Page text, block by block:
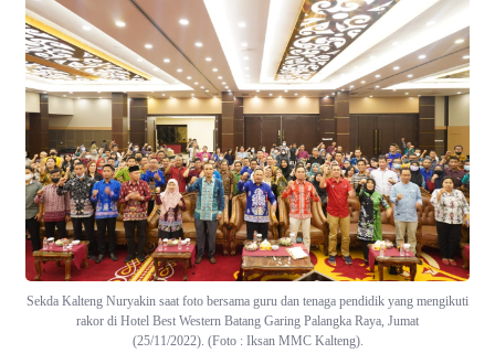
Sekda Kalteng Nuryakin saat foto bersama guru dan tenaga pendidik yang mengikuti
rakor di Hotel Best Western Batang Garing Palangka Raya, Jumat
(25/11/2022). (Foto : Iksan MMC Kalteng).